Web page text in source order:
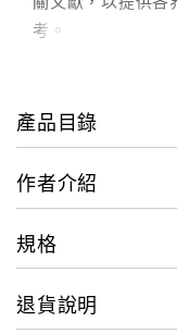
考。
產品目錄
作者介紹
規格
退貨說明